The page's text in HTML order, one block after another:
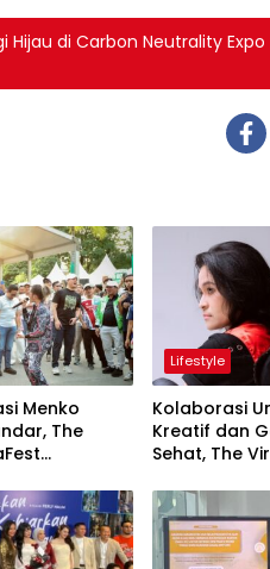
di Carbon Neutrality Expo
Menko
The
Apik
Lifestyle
Kolaborasi
Kreatif dan
Sehat, The
LokaryaFest